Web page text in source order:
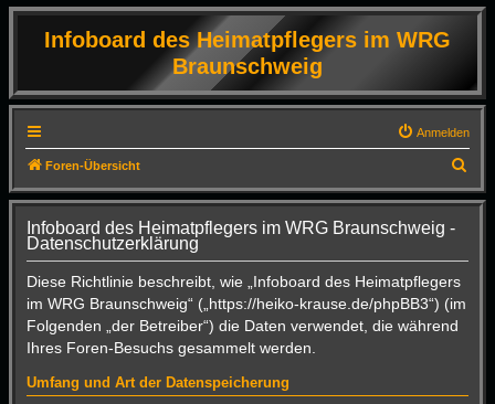
Infoboard des Heimatpflegers im WRG
Braunschweig
Anmelden
Foren-Übersicht
u
Infoboard des Heimatpflegers im WRG Braunschweig -
Datenschutzerklärung
Diese Richtlinie beschreibt, wie „Infoboard des Heimatpflegers
im WRG Braunschweig“ („https://heiko-krause.de/phpBB3“) (im
Folgenden „der Betreiber“) die Daten verwendet, die während
Ihres Foren-Besuchs gesammelt werden.
Umfang und Art der Datenspeicherung